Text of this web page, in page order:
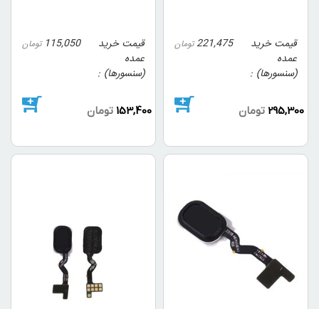
قیمت خرید
عمده
(سنسورها)
221,475 تومان
295,300 تومان
قیمت خرید
عمده
(سنسورها)
115,050 تومان
153,400 تومان